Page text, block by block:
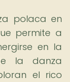
polaca en
permite a
en la
la danza
el rico